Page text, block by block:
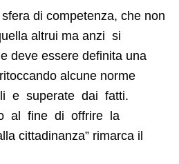
di competenza, che non
altrui ma anzi si
deve essere definita una
alcune norme
e superate dai fatti.
al fine di offrire la
cittadinanza” rimarca il